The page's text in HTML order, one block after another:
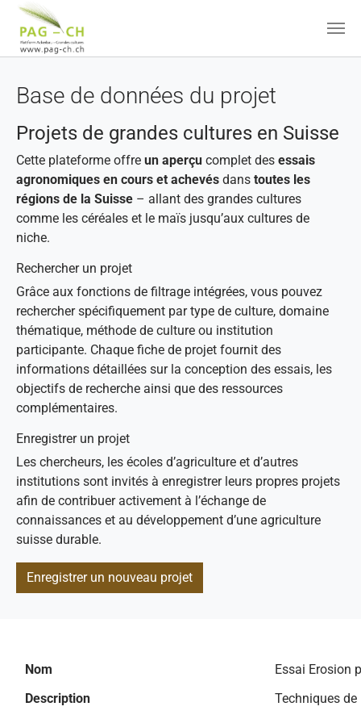
Base de données du projet
Projets de grandes cultures en Suisse
Cette plateforme offre un aperçu complet des essais
agronomiques en cours et achevés dans toutes les
régions de la Suisse – allant des grandes cultures
comme les céréales et le maïs jusqu’aux cultures de
niche.
Rechercher un projet
Grâce aux fonctions de filtrage intégrées, vous pouvez
rechercher spécifiquement par type de culture, domaine
thématique, méthode de culture ou institution
participante. Chaque fiche de projet fournit des
informations détaillées sur la conception des essais, les
objectifs de recherche ainsi que des ressources
complémentaires.
Enregistrer un projet
Les chercheurs, les écoles d’agriculture et d’autres
institutions sont invités à enregistrer leurs propres projets
afin de contribuer activement à l’échange de
connaissances et au développement d’une agriculture
suisse durable.
Enregistrer un nouveau projet
Nom
Essai Erosion
Description
Techniques de